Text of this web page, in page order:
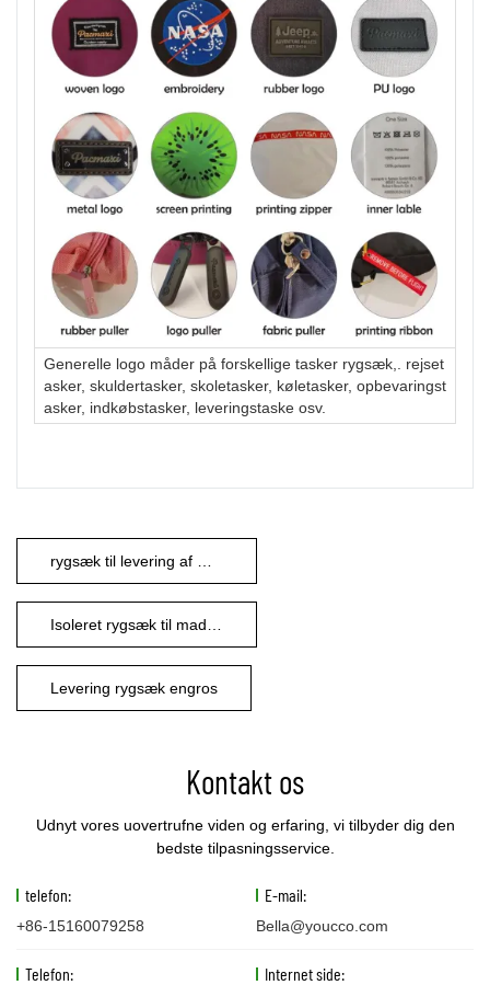
Generelle logo måder på forskellige tasker rygsæk,. rejset
asker, skuldertasker, skoletasker, køletasker, opbevaringst
asker, indkøbstasker, leveringstaske osv.
Levering rygsæk engros
Kontakt os
Udnyt vores uovertrufne viden og erfaring, vi tilbyder dig den
bedste tilpasningsservice.
telefon:
+86-15160079258
E-mail:
Bella@youcco.com
Telefon: Internet side: